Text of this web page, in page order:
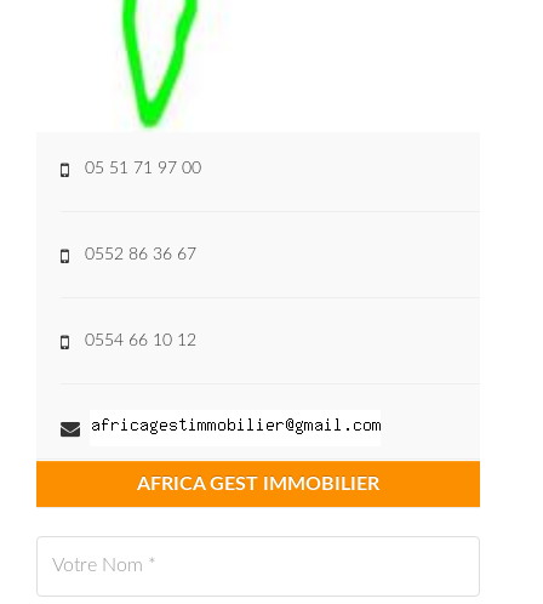
05 51 71 97 00
0552 86 36 67
0554 66 10 12
AFRICA GEST IMMOBILIER